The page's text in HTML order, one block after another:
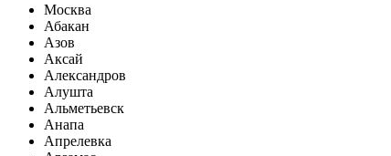
Москва
Абакан
Азов
Аксай
Александров
Алушта
Альметьевск
Анапа
Апрелевка